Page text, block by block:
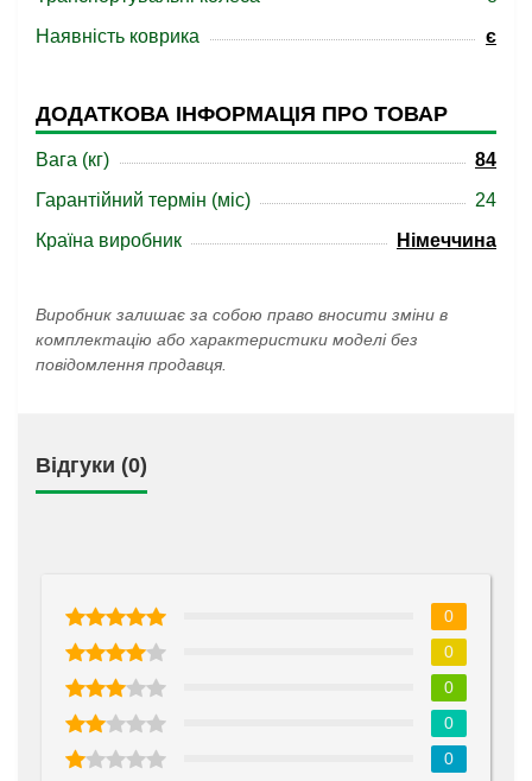
Наявність коврика
є
ДОДАТКОВА ІНФОРМАЦІЯ ПРО ТОВАР
Вага (кг)
84
Гарантійний термін (міс)
24
Країна виробник
Німеччина
Виробник залишає за собою право вносити зміни в
комплектацію або характеристики моделі без
повідомлення продавця.
Відгуки (0)
0
0
0
0
0